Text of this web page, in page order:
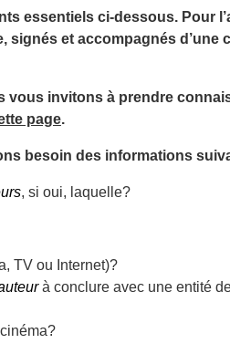
essentiels ci-dessous. Pour
et accompagnés d’une
vous invitons à prendre
page.
besoin des informations
, si oui, laquelle?
TV ou Internet)?
à conclure avec une entité